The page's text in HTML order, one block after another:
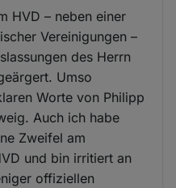
HVD – neben einer
Vereinigungen –
des Herrn
Umso
Worte von Philipp
Auch ich habe
Zweifel am
und bin irritiert an
offiziellen